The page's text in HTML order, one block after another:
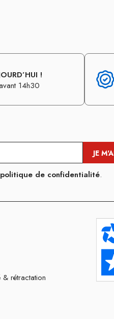
!
14h30
politique de confidentialité.
rétractation